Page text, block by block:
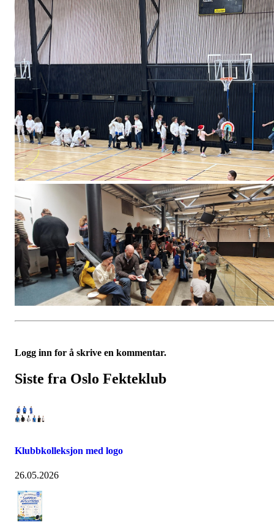
Logg inn for å skrive en kommentar.
Siste fra Oslo Fekteklub
Klubbkolleksjon med logo
26.05.2026